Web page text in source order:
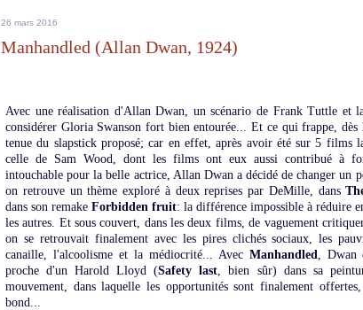
26 mars 2016
Manhandled (Allan Dwan, 1924)
Avec une réalisation d'Allan Dwan, un scénario de Frank Tuttle et
considérer Gloria Swanson fort bien entourée... Et ce qui frappe,
tenue du slapstick proposé; car en effet, après avoir été sur 5 films
celle de Sam Wood, dont les films ont eux aussi contribué à
intouchable pour la belle actrice, Allan Dwan a décidé de changer un
on retrouve un thème exploré à deux reprises par DeMille, dans
dans son remake Forbidden fruit: la différence impossible à réduire
les autres. Et sous couvert, dans les deux films, de vaguement
on se retrouvait finalement avec les pires clichés sociaux, les
canaille, l'alcoolisme et la médiocrité... Avec Manhandled, Dwan
proche d'un Harold Lloyd (Safety last, bien sûr) dans sa
mouvement, dans laquelle les opportunités sont finalement
bond...